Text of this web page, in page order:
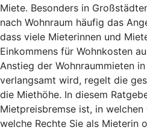
Miete. Besonders in
nach Wohnraum häufig das
dass viele Mieterinnen und
Einkommens für Wohnkosten
Anstieg der Wohnraummieten
verlangsamt wird, regelt die
die Miethöhe. In diesem
Mietpreisbremse ist, in
welche Rechte Sie als Mieterin